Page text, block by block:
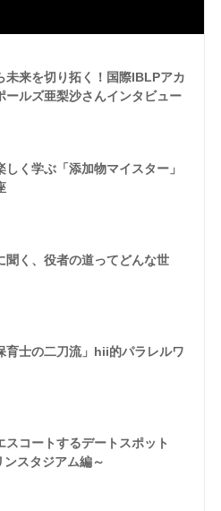
未来を切り拓く！国際IBLPアカ
ールズ亜梨沙さんインタビュー
しく学ぶ「添加物マイスター」
聞く、役者の道ってどんな世
育士の二刀流」hii的パラレルワ
スコートするデートスポット
ンスタジアム編～